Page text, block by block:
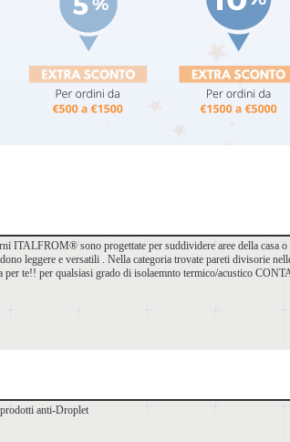
ITALFROM® sono progettate per suddividere aree della casa
leggere e versatili . Nella categoria trovate pareti divisorie
te!! per qualsiasi grado di isolaemnto termico/acustico
anti-Droplet